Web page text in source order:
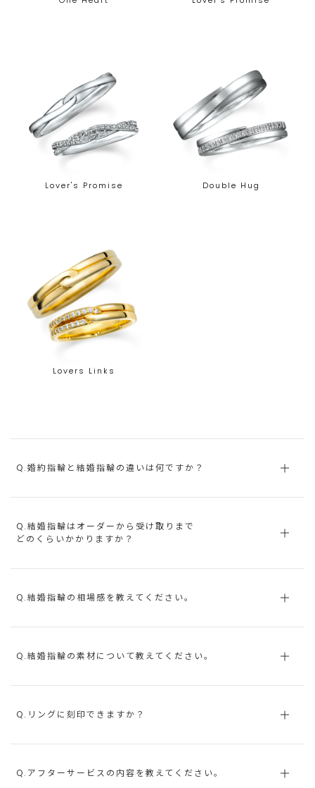
Lover's Promise Double Hug
Lovers Links
Q.婚約指輪と結婚指輪の違いは何ですか？
Q.結婚指輪はオーダーから受け取りまで
どのくらいかかりますか？
Q.結婚指輪の相場感を教えてください。
Q.結婚指輪の素材について教えてください。
Q.リングに刻印できますか？
Q.アフターサービスの内容を教えてください。